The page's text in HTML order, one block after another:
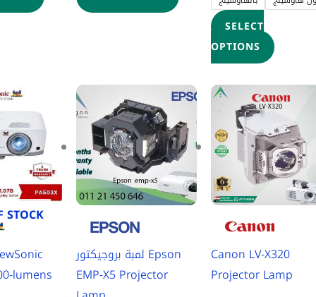
SELECT
OPTIONS
product
STOCK
lumens
EGP.
Current
price
15,999 EGP.
لمبة بروجيكتور Epson
EMP-X5 Projector
Price
range:
3,600 EGP
through
4,200 EGP
product
has
multiple
variants.
The
options
may
be
chosen
Canon LV-X320
Projector Lamp
This
product
has
The
may
be
chosen